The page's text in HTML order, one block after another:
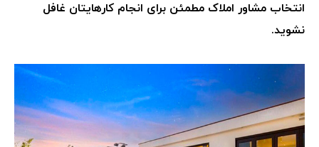
انتخاب مشاور املاک مطمئن برای انجام کارهایتان غافل
نشوید.